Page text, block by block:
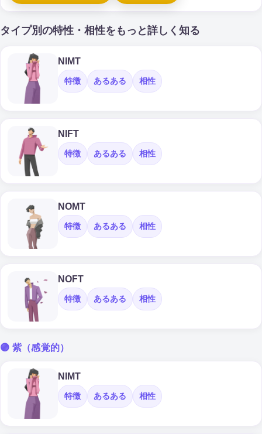
タイプ別の特性・相性をもっと詳しく知る
NIMT
特徴 あるある 相性
NIFT
特徴 あるある 相性
NOMT
特徴 あるある 相性
NOFT
特徴 あるある 相性
🟣 紫（感覚的）
NIMT
特徴 あるある 相性